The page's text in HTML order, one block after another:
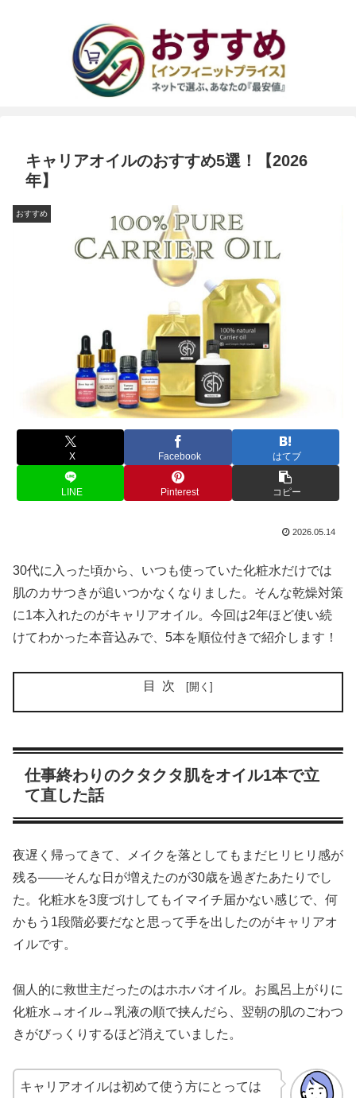
キャリアオイルのおすすめ5選！【2026
年】
おすすめ
X Facebook はてブ
LINE Pinterest コピー
2026.05.14
30代に入った頃から、いつも使っていた化粧水だけでは
肌のカサつきが追いつかなくなりました。そんな乾燥対策
に1本入れたのがキャリアオイル。今回は2年ほど使い続
けてわかった本音込みで、5本を順位付きで紹介します！
目次
仕事終わりのクタクタ肌をオイル1本で立
て直した話
夜遅く帰ってきて、メイクを落としてもまだヒリヒリ感が
残る——そんな日が増えたのが30歳を過ぎたあたりでし
た。化粧水を3度づけしてもイマイチ届かない感じで、何
かもう1段階必要だなと思って手を出したのがキャリアオ
イルです。
個人的に救世主だったのはホホバオイル。お風呂上がりに
化粧水→オイル→乳液の順で挟んだら、翌朝の肌のごわつ
きがびっくりするほど消えていました。
キャリアオイルは初めて使う方にとっては